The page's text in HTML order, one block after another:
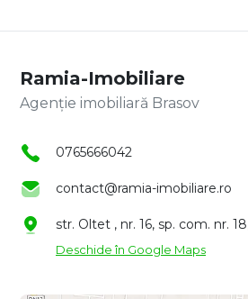
Ramia-Imobiliare
Agenție imobiliară Brasov
0765666042
contact@ramia-imobiliare.ro
str. Oltet , nr. 16, sp. com. nr.
Deschide în Google Maps